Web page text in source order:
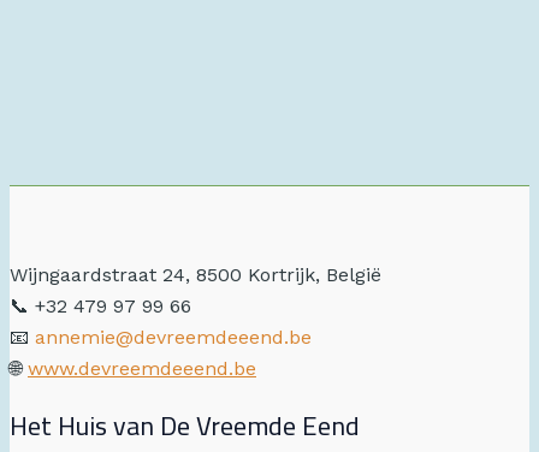
Wijngaardstraat 24, 8500 Kortrijk, België
📞 +32 479 97 99 66
📧 annemie@devreemdeeend.be
🌐 www.devreemdeeend.be
Het Huis van De Vreemde Eend